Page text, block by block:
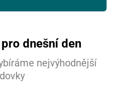
dnešní den
nejvýhodnější